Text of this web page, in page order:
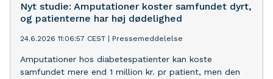
Nyt studie: Amputationer koster samfundet dyrt,
og patienterne har høj dødelighed
24.6.2026 11:06:57 CEST Pressemeddelelse
Amputationer hos diabetespatienter kan koste
samfundet mere end 1 million kr. pr patient, men den